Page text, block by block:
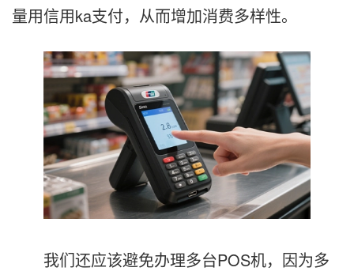
量用信用ka支付，从而增加消费多样性。
我们还应该避免办理多台POS机，因为多